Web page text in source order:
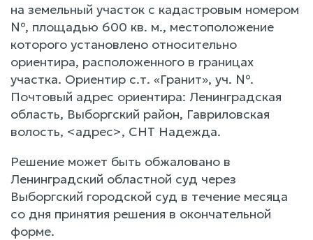
на земельный участок с кадастровым номером
№, площадью 600 кв. м., местоположение
которого установлено относительно
ориентира, расположенного в границах
участка. Ориентир с.т. «Гранит», уч. №.
Почтовый адрес ориентира: Ленинградская
область, Выборгский район, Гавриловская
волость, <адрес>, СНТ Надежда.
Решение может быть обжаловано в
Ленинградский областной суд через
Выборгский городской суд в течение месяца
со дня принятия решения в окончательной
форме.